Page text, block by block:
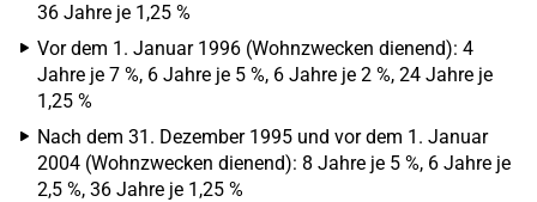
36 Jahre je 1,25 %
Vor dem 1. Januar 1996 (Wohnzwecken dienend): 4
Jahre je 7 %, 6 Jahre je 5 %, 6 Jahre je 2 %, 24 Jahre je
1,25 %
Nach dem 31. Dezember 1995 und vor dem 1. Januar
2004 (Wohnzwecken dienend): 8 Jahre je 5 %, 6 Jahre je
2,5 %, 36 Jahre je 1,25 %